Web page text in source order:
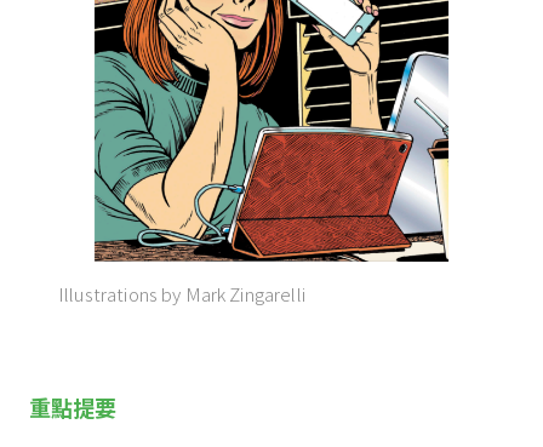
Illustrations by Mark Zingarelli
重點提要